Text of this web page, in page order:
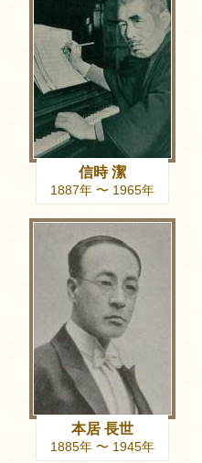
信時 潔
1887年 〜 1965年
本居 長世
1885年 〜 1945年